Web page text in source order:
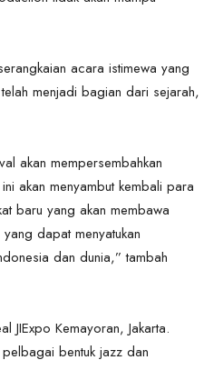
acara istimewa yang
menjadi bagian dari sejarah,
akan mempersembahkan
akan menyambut kembali para
baru yang akan membawa
dapat menyatukan
dan dunia,” tambah
JIExpo Kemayoran, Jakarta.
bentuk jazz dan